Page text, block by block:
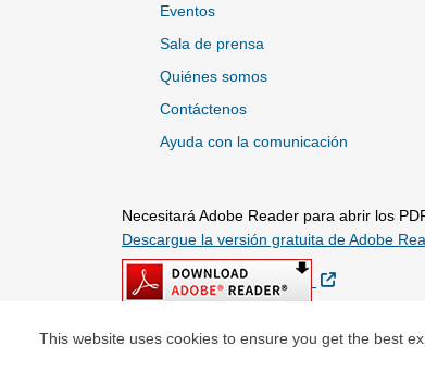
This website uses cookies to ensure you get the best
Eventos
Sala de prensa
Quiénes somos
Contáctenos
Ayuda con la comunicación
Necesitará Adobe Reader para abrir los
Descargue la versión gratuita de Adobe
Sitio Externo